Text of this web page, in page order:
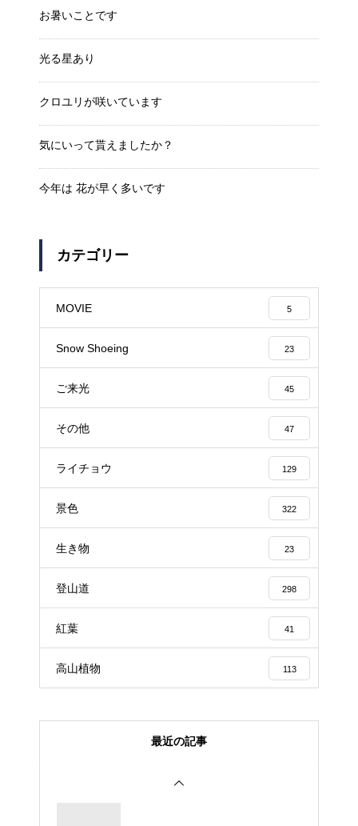
お暑いことです
光る星あり
クロユリが咲いています
気にいって貰えましたか？
今年は 花が早く多いです
カテゴリー
MOVIE 5
Snow Shoeing 23
ご来光 45
その他 47
ライチョウ 129
景色 322
生き物 23
登山道 298
紅葉 41
高山植物 113
最近の記事